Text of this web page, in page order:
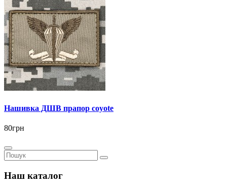
Нашивка ДШВ прапор coyote
80грн
Наш каталог